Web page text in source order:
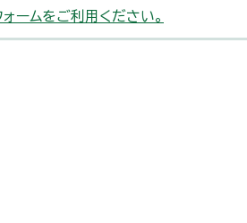
ームをご利用ください。